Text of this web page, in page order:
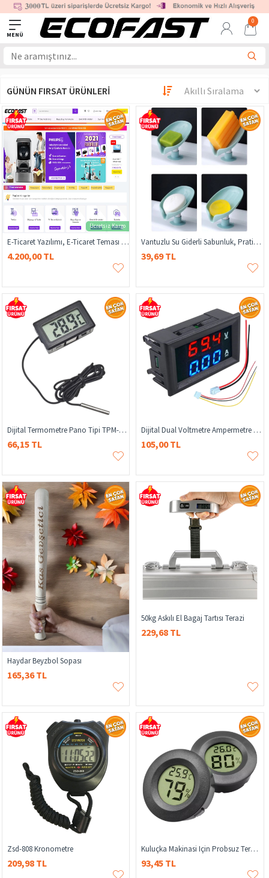
0
GÜNÜN FIRSAT ÜRÜNLERI
Ücretsiz Kargo
E-Ticaret Yazılımı, E-Ticaret Teması - Mobil Uyumlu Alışveriş Teması
4.200,00 TL
Vantuzlu Su Giderli Sabunluk, Pratik Sabunluk, Su Tutmaz Sabunluk
39,69 TL
Dijital Termometre Pano Tipi TPM-10, Mini Dijital Termometre, TPM-10 Termometre
66,15 TL
Dijital Dual Voltmetre Ampermetre Volt Akım Ölçer Dc 0-100v 10a Kırmızı-Mavi, Voltmetre, Ampermetre
105,00 TL
Haydar Beyzbol Sopası
165,36 TL
50kg Askılı El Bagaj Tartısı Terazi
229,68 TL
Zsd-808 Kronometre
209,98 TL
Kuluçka Makinasi Için Probsuz Termometre, Termometre Nem Ölçer Dijital Lcd Ekran Yuvarlak
93,45 TL